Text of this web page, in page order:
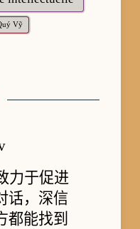
Vỹ
力于促进
话，深信
都能找到